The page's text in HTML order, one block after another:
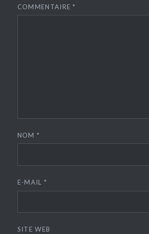
COMMENTAIRE*
NOM*
E-MAIL *
SITE WEB